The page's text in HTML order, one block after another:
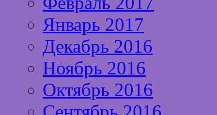
Январь 2017
Декабрь 2016
Ноябрь 2016
Октябрь 2016